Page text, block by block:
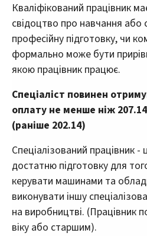
Кваліфікований працівник
свідоцтво про навчання або
професійну підготовку, чи
формально може бути
якою працівник працює.
Спеціаліст повинен
оплату не менше ніж
(раніше 202.14)
Спеціалізований працівник
достатню підготовку для
керувати машинами та
виконувати іншу
на виробництві. (Працівник
віку або старшим).